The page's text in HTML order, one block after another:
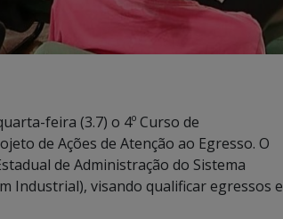
feira (3.7) o 4º Curso de
de Ações de Atenção ao Egresso. O
de Administração do Sistema
Industrial), visando qualificar egressos e